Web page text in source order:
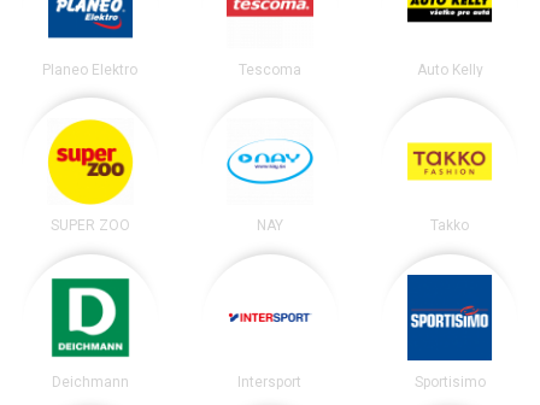
Planeo Elektro Tescoma Auto Kelly
SUPER ZOO NAY Takko
Deichmann Intersport Sportisimo